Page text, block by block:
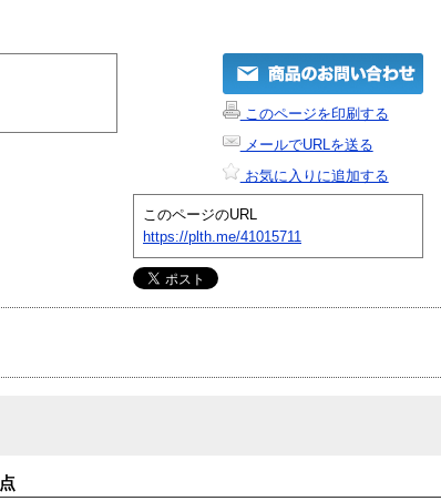
このページを印刷する
メールでURLを送る
お気に入りに追加する
このページのURL
https://plth.me/41015711